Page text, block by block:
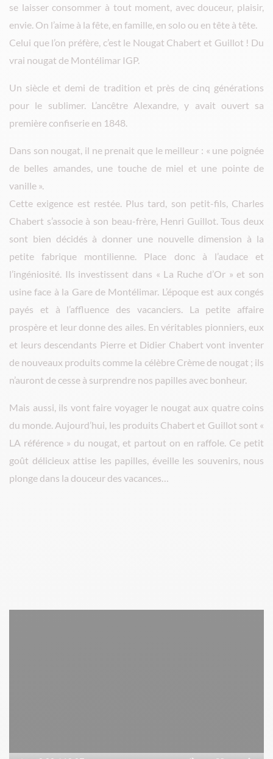
se laisser consommer à tout moment, avec douceur, plaisir,
envie. On l’aime à la fête, en famille, en solo ou en tête à tête.
Celui que l’on préfère, c’est le Nougat Chabert et Guillot ! Du
vrai nougat de Montélimar IGP.
Un siècle et demi de tradition et près de cinq générations
pour le sublimer. L’ancêtre Alexandre, y avait ouvert sa
première confiserie en 1848.
Dans son nougat, il ne prenait que le meilleur : « une poignée
de belles amandes, une touche de miel et une pointe de
vanille ».
Cette exigence est restée. Plus tard, son petit-fils, Charles
Chabert s’associe à son beau-frère, Henri Guillot. Tous deux
sont bien décidés à donner une nouvelle dimension à la
petite fabrique montilienne. Place donc à l’audace et
l’ingéniosité. Ils investissent dans « La Ruche d’Or » et son
usine face à la Gare de Montélimar. L’époque est aux congés
payés et à l’affluence des vacanciers. La petite affaire
prospère et leur donne des ailes. En véritables pionniers, eux
et leurs descendants Pierre et Didier Chabert vont inventer
de nouveaux produits comme la célèbre Crème de nougat ; ils
n’auront de cesse à surprendre nos papilles avec bonheur.
Mais aussi, ils vont faire voyager le nougat aux quatre coins
du monde. Aujourd’hui, les produits Chabert et Guillot sont «
LA référence » du nougat, et partout on en raffole. Ce petit
goût délicieux attise les papilles, éveille les souvenirs, nous
plonge dans la douceur des vacances…